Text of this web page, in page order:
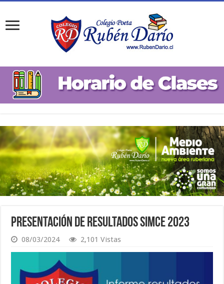
Presentación de Resultados SIMCE 2023
08/03/2024 2,101 Vistas